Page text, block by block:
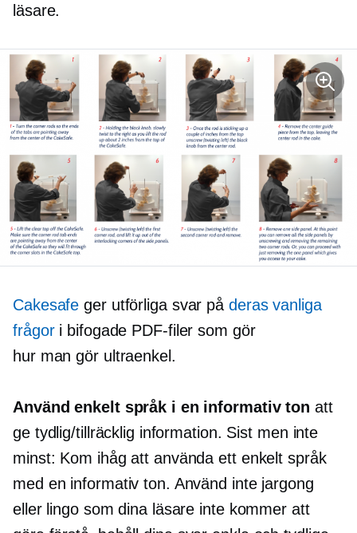
läsare.
Cakesafe ger utförliga svar på deras vanliga
frågori bifogade PDF-filer som gör
hur man gör ultraenkel.
Använd enkelt språk i en informativ ton att
ge tydlig/tillräcklig information. Sist men inte
minst: Kom ihåg att använda ett enkelt språk
med en informativ ton. Använd inte jargong
eller lingo som dina läsare inte kommer att